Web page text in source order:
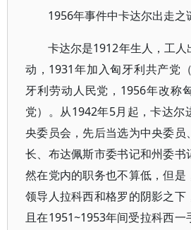
1956年事件中卡达尔出走之
卡达尔是1912年生人，工
动，1931年加入匈牙利共产党
牙利劳动人民党，1956年改称
党）。从1942年5月起，卡达尔
央委员会，先后当选为中央委员
长、布达佩斯市委书记和州委书
然在党内的职务也不算低，但是
领导人拉科西和格罗的阴影之下
且在1951~1953年间受拉科西